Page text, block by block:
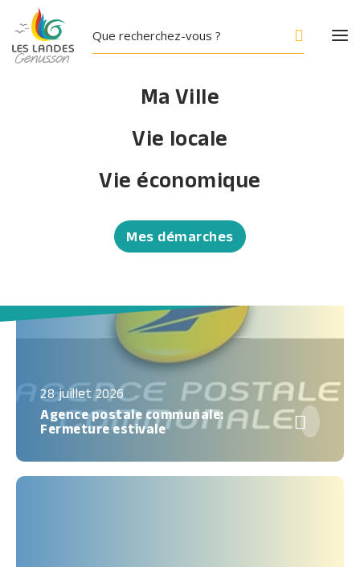
Ma Ville
Vie locale
Vie économique
Mes démarches
Actualités
28 juillet 2026
Agence postale communale:
Fermeture estivale
